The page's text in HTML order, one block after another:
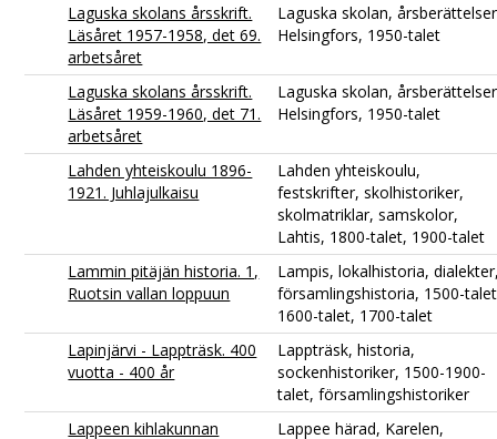
Laguska skolans årsskrift.
Läsåret 1957-1958, det 69.
arbetsåret
Laguska skolan,
Helsingfors, 1950-talet
Laguska skolans årsskrift.
Läsåret 1959-1960, det 71.
arbetsåret
Laguska skolan,
Helsingfors, 1950-talet
Lahden yhteiskoulu 1896-
1921. Juhlajulkaisu
Lahden yhteiskoulu,
festskrifter, skolhistoriker,
skolmatriklar, samskolor,
Lahtis, 1800-talet, 1900-talet
Lammin pitäjän historia. 1,
Ruotsin vallan loppuun
Lampis, lokalhistoria,
församlingshistoria, 1500-
1600-talet, 1700-talet
Lapinjärvi - Lappträsk. 400
vuotta - 400 år
Lappträsk, historia,
sockenhistoriker, 1500-1900-
talet, församlingshistoriker
Lappeen kihlakunnan
Lappee härad, Karelen,